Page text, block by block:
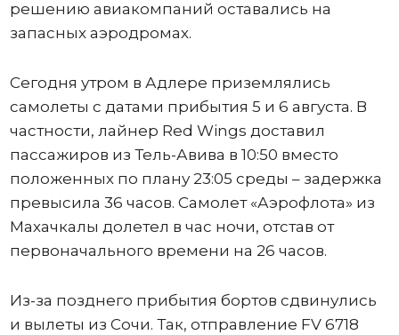
решению авиакомпаний оставались на
запасных аэродромах.
Сегодня утром в Адлере приземлялись
самолеты с датами прибытия 5 и 6 августа. В
частности, лайнер Red Wings доставил
пассажиров из Тель-Авива в 10:50 вместо
положенных по плану 23:05 среды – задержка
превысила 36 часов. Самолет «Аэрофлота» из
Махачкалы долетел в час ночи, отстав от
первоначального времени на 26 часов.
Из-за позднего прибытия бортов сдвинулись
и вылеты из Сочи. Так, отправление FV 6718